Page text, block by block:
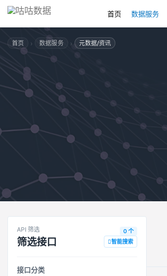
首页 数据服务
首页 › 数据服务 › 元数据/资讯
API 筛选
筛选接口
0 个
智能搜索
接口分类